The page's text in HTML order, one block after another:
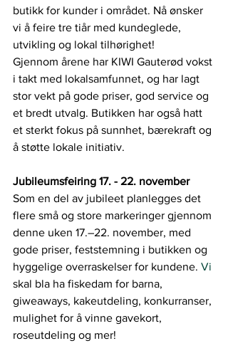
butikk for kunder i området. Nå ønsker
vi å feire tre tiår med kundeglede,
utvikling og lokal tilhørighet!
Gjennom årene har KIWI Gauterød vokst
i takt med lokalsamfunnet, og har lagt
stor vekt på gode priser, god service og
et bredt utvalg. Butikken har også hatt
et sterkt fokus på sunnhet, bærekraft og
å støtte lokale initiativ.
Jubileumsfeiring 17. - 22. november
Som en del av jubileet planlegges det
flere små og store markeringer gjennom
denne uken 17.–22. november, med
gode priser, feststemning i butikken og
hyggelige overraskelser for kundene. Vi
skal bla ha fiskedam for barna,
giweaways, kakeutdeling, konkurranser,
mulighet for å vinne gavekort,
roseutdeling og mer!